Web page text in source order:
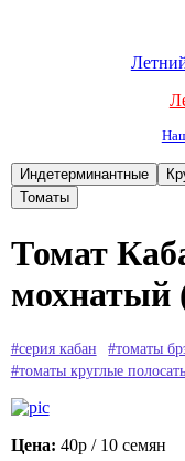
Томат
мохнатый
#серия кабан #томаты
#томаты круглые
Цена: 40р / 10 семян